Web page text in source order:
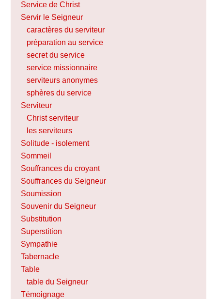
Service de Christ
Servir le Seigneur
caractères du serviteur
préparation au service
secret du service
service missionnaire
serviteurs anonymes
sphères du service
Serviteur
Christ serviteur
les serviteurs
Solitude - isolement
Sommeil
Souffrances du croyant
Souffrances du Seigneur
Soumission
Souvenir du Seigneur
Substitution
Superstition
Sympathie
Tabernacle
Table
table du Seigneur
Témoignage